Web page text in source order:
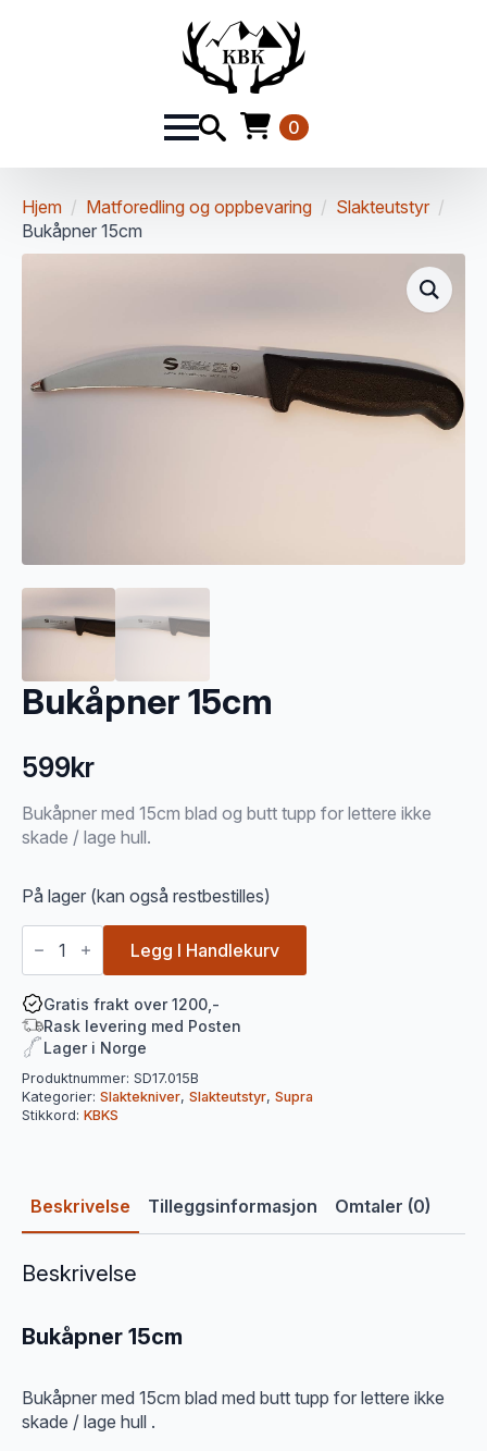
0
Hjem Matforedling og oppbevaring
Slakteutstyr
Bukåpner 15cm
Bukåpner 15cm
599kr
Bukåpner med 15cm blad og butt tupp for lettere ikke
skade / lage hull.
På lager (kan også restbestilles)
Bukåpner
15cm
antall
Legg I Handlekurv
Gratis frakt over 1200,-
Rask levering med Posten
Lager i Norge
Produktnummer: SD17.015B
Kategorier: Slaktekniver, Slakteutstyr, Supra
Stikkord: KBKS
Beskrivelse Tilleggsinformasjon Omtaler (0)
Beskrivelse
Bukåpner 15cm
Bukåpner med 15cm blad med butt tupp for lettere ikke
skade / lage hull .